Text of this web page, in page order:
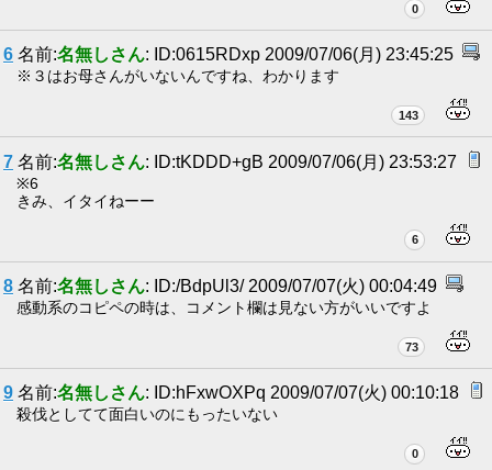
0
6 名前:名無しさん: ID:0615RDxp 2009/07/06(月) 23:45:25
※３はお母さんがいないんですね、わかります
143
7 名前:名無しさん: ID:tKDDD+gB 2009/07/06(月) 23:53:27
※6
きみ、イタイねーー
6
8 名前:名無しさん: ID:/BdpUl3/ 2009/07/07(火) 00:04:49
感動系のコピペの時は、コメント欄は見ない方がいいですよ
73
9 名前:名無しさん: ID:hFxwOXPq 2009/07/07(火) 00:10:18
殺伐としてて面白いのにもったいない
0